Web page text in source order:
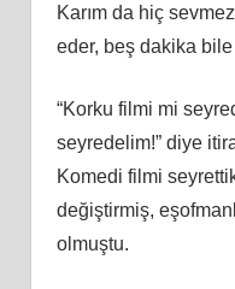
Karım da hiç
eder, beş dakika
“Korku filmi mi
seyredelim!” diye
Komedi filmi
değiştirmiş,
olmuştu.